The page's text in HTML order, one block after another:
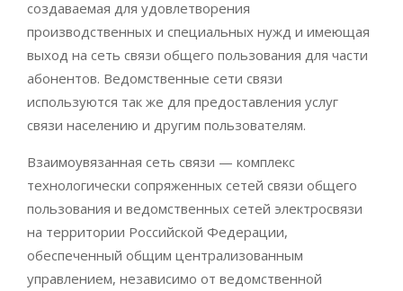
создаваемая для удовлетворения
производственных и специальных нужд и имеющая
выход на сеть связи общего пользования для части
абонентов. Ведомственные сети связи
используются так же для предоставления услуг
связи населению и другим пользователям.
Взаимоувязанная сеть связи — комплекс
технологически сопряженных сетей связи общего
пользования и ведомственных сетей электросвязи
на территории Российской Федерации,
обеспеченный общим централизованным
управлением, независимо от ведомственной